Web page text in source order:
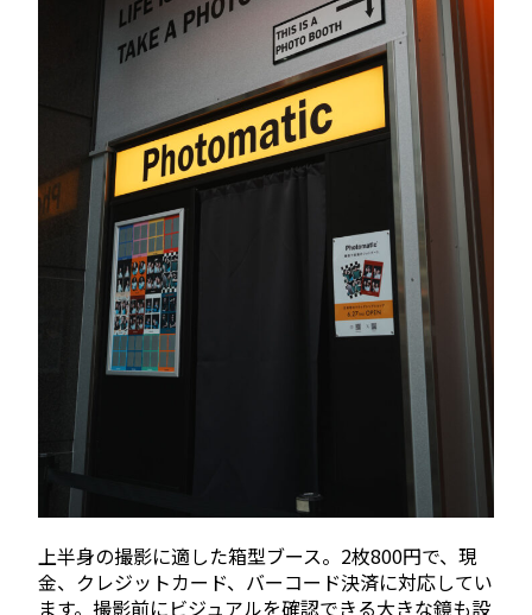
上半身の撮影に適した箱型ブース。2枚800円で、現
金、クレジットカード、バーコード決済に対応してい
ます。撮影前にビジュアルを確認できる大きな鏡も設